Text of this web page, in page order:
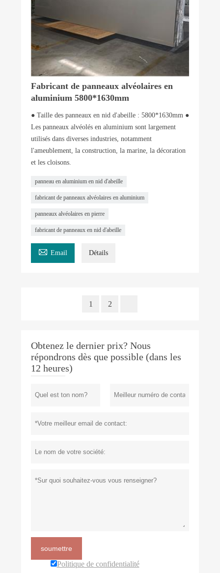
Fabricant de panneaux alvéolaires en
aluminium 5800*1630mm
● Taille des panneaux en nid d'abeille : 5800*1630mm ●
Les panneaux alvéolés en aluminium sont largement
utilisés dans diverses industries, notamment
l'ameublement, la construction, la marine, la décoration
et les cloisons.
panneau en aluminium en nid d'abeille
fabricant de panneaux alvéolaires en aluminium
panneaux alvéolaires en pierre
fabricant de panneaux en nid d'abeille
 Email Détails
1 2
Obtenez le dernier prix? Nous
répondrons dès que possible (dans les
12 heures)
soumettre
Politique de confidentialité